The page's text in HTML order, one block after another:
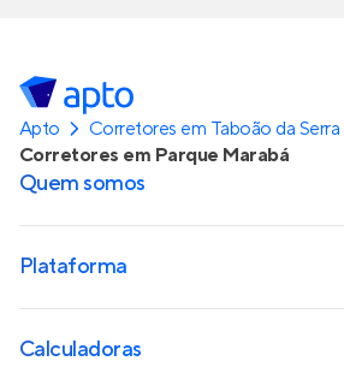
Apto
Corretores em Taboão da Serra
Corretores em Parque Marabá
Quem somos
Plataforma
Calculadoras